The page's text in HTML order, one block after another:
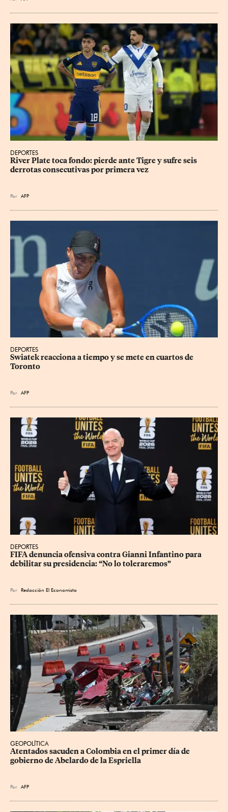
DEPORTES
River Plate toca fondo: pierde ante Tigre y sufre seis
derrotas consecutivas por primera vez
Por AFP
DEPORTES
Swiatek reacciona a tiempo y se mete en cuartos de
Toronto
Por AFP
DEPORTES
FIFA denuncia ofensiva contra Gianni Infantino para
debilitar su presidencia: “No lo toleraremos”
Por Redacción El Economista
GEOPOLÍTICA
Atentados sacuden a Colombia en el primer día de
gobierno de Abelardo de la Espriella
Por AFP